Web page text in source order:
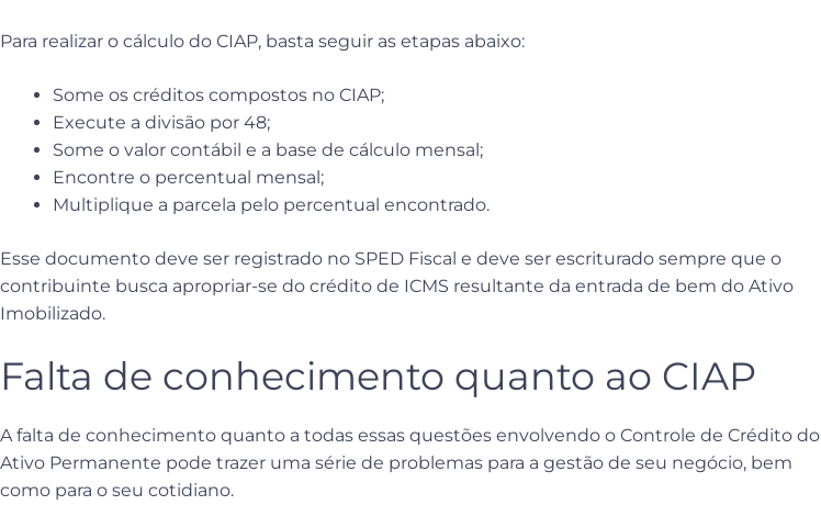
Para realizar o cálculo do CIAP, basta seguir as etapas abaixo:
Some os créditos compostos no CIAP;
Execute a divisão por 48;
Some o valor contábil e a base de cálculo mensal;
Encontre o percentual mensal;
Multiplique a parcela pelo percentual encontrado.
Esse documento deve ser registrado no SPED Fiscal e deve ser escriturado sempre que o
contribuinte busca apropriar-se do crédito de ICMS resultante da entrada de bem do Ativo
Imobilizado.
Falta de conhecimento quanto ao CIAP
A falta de conhecimento quanto a todas essas questões envolvendo o Controle de Crédito do
Ativo Permanente pode trazer uma série de problemas para a gestão de seu negócio, bem
como para o seu cotidiano.